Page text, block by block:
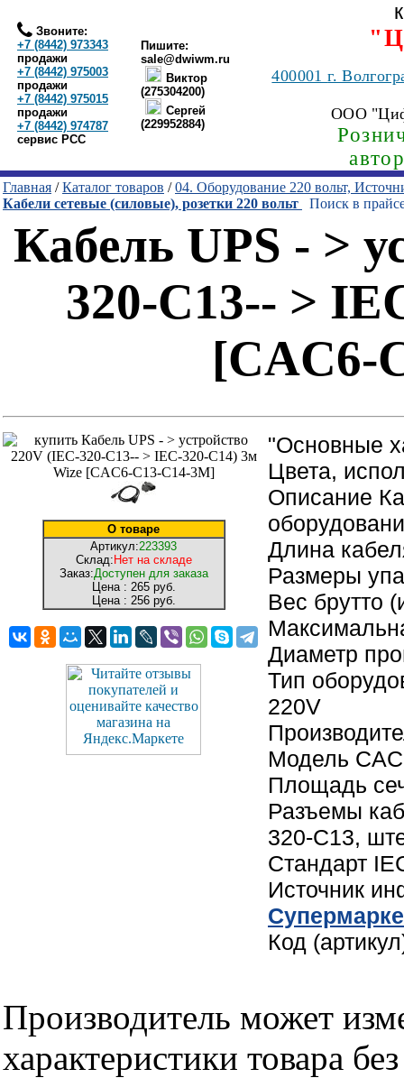
Звоните:
+7 (8442) 973343
продажи
+7 (8442) 975003
продажи
+7 (8442) 975015
продажи
+7 (8442) 974787
сервис РСС
Пишите:
sale@dwiwm.ru
Виктор
(275304200)
Сергей
(229952884)
400001г.
ООО
Главная /Каталог товаров /04. Оборудование 220 вольт,
Кабели сетевые (силовые), розетки 220 вольт
Поиск в
Кабель UPS - >
320-C13-- >
[CAC6-
О товаре
Артикул:223393
Склад: Нет на складе
Заказ:Доступен для заказа
Цена : 265 руб.
Цена : 256 руб.
"Основные
Цвета,
Описание
Длина
Размеры
Вес брутто
Диаметр
Тип
220V
Модель
Площадь
Разъемы
320-C13,
Стандарт
Источник
Код
Производитель может
характеристики товара